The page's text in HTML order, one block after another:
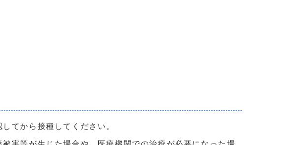
てから接種してください。